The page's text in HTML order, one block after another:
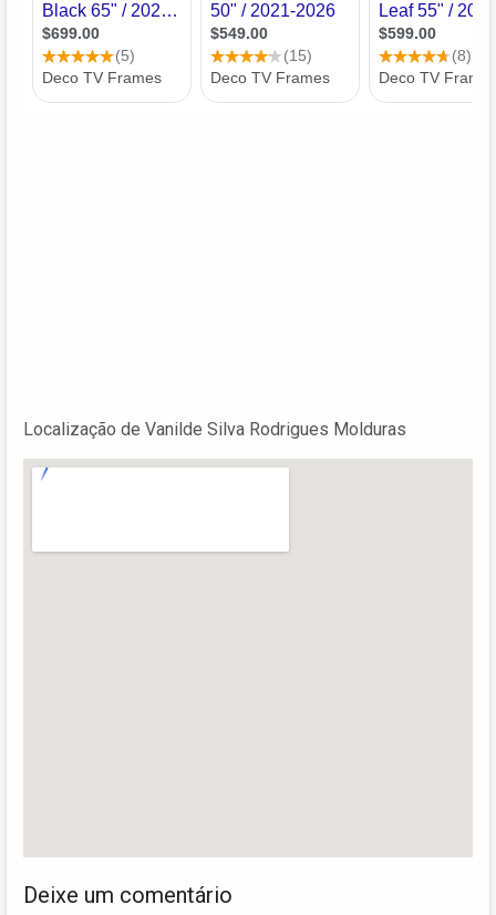
Localização de Vanilde Silva Rodrigues Molduras
Deixe um comentário